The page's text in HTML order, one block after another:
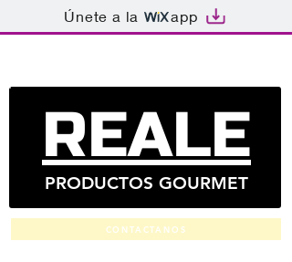
Únete a la app
CONTACTANOS
REALE
PRODUCTOS GOURMET